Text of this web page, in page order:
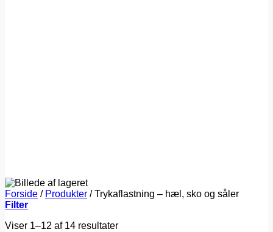
Forside / Produkter /Trykaflastning – hæl, sko og såler
Filter
Viser 1–12 af 14 resultater